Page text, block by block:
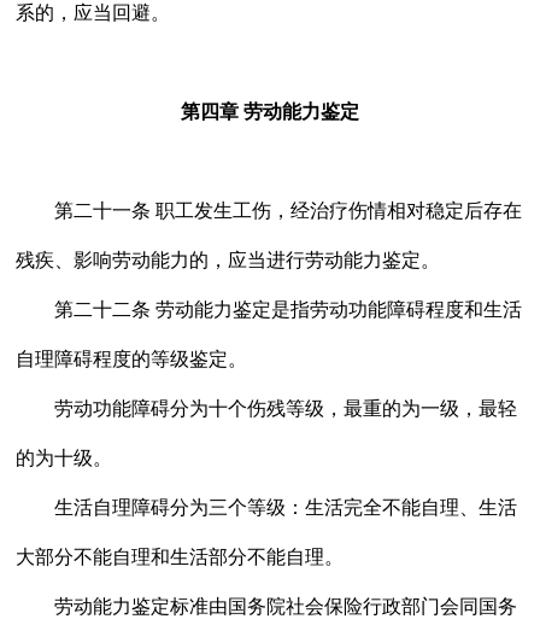
系的，应当回避。
第四章 劳动能力鉴定
第二十一条 职工发生工伤，经治疗伤情相对稳定后存在
残疾、影响劳动能力的，应当进行劳动能力鉴定。
第二十二条 劳动能力鉴定是指劳动功能障碍程度和生活
自理障碍程度的等级鉴定。
劳动功能障碍分为十个伤残等级，最重的为一级，最轻
的为十级。
生活自理障碍分为三个等级：生活完全不能自理、生活
大部分不能自理和生活部分不能自理。
劳动能力鉴定标准由国务院社会保险行政部门会同国务